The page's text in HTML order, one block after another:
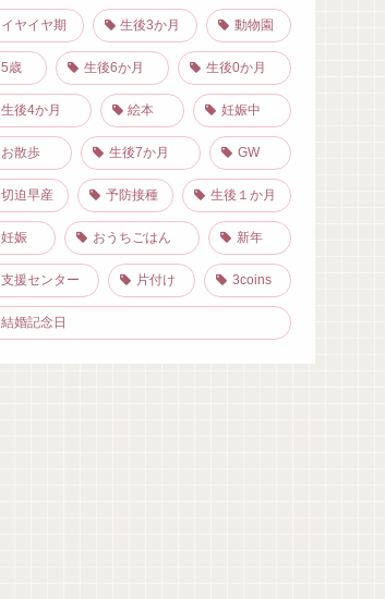
イヤイヤ期 生後3か月 動物園
5歳 生後6か月 生後0か月
生後4か月 絵本 妊娠中
お散歩 生後7か月 GW
切迫早産 予防接種 生後１か月
妊娠 おうちごはん 新年
支援センター 片付け 3coins
結婚記念日